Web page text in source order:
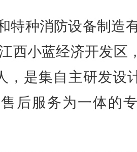
特种消防设备制造
西小蓝经济开发区
，是集自主研发设
后服务为一体的